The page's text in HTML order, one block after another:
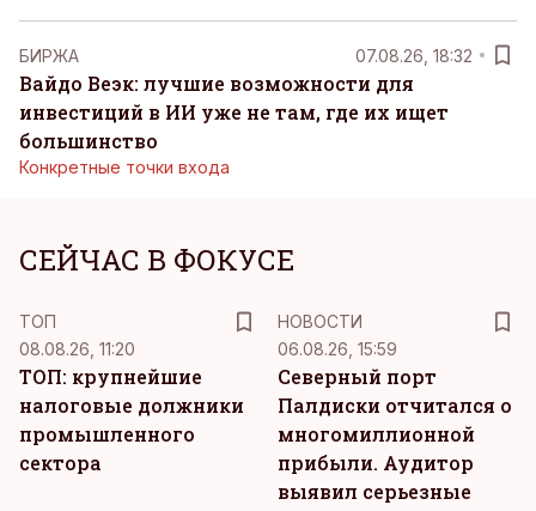
БИРЖА 07.08.26, 18:32
Вайдо Веэк: лучшие возможности для
инвестиций в ИИ уже не там, где их ищет
большинство
Конкретные точки входа
СЕЙЧАС В ФОКУСЕ
ТОП
08.08.26, 11:20
ТОП: крупнейшие
налоговые должники
промышленного
сектора
НОВОСТИ
06.08.26, 15:59
Северный порт
Палдиски отчитался о
многомиллионной
прибыли. Аудитор
выявил серьезные